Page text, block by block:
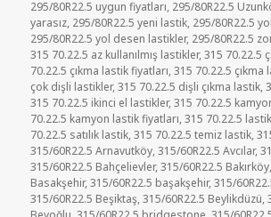
295/80R22.5 uygun fiyatları, 295/80R22.5
yarasız, 295/80R22.5 yeni lastik, 295/80R22.5
295/80R22.5 yol desen lastikler, 295/80R22.5
315 70.22.5 az kullanılmış lastikler,315 70.22.5
70.22.5 çıkma lastik fiyatları,315 70.22.5 çıkma
çok dişli lastikler,315 70.22.5 dişli çıkma lastik,
315 70.22.5 ikinci el lastikler,315 70.22.5
70.22.5 kamyon lastik fiyatları,315 70.22.5
70.22.5 satılık lastik,315 70.22.5 temiz lastik,
315/60R22.5 Arnavutköy,315/60R22.5 Avcılar,
315/60R22.5 Bahçelievler,315/60R22.5 Bakırköy
Basakşehir,315/60R22.5 başakşehir,315/
315/60R22.5 Beşiktaş,315/60R22.5 Beylikdüzü,